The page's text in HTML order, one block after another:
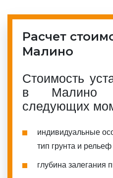
Расчет
Малино
Стоимость
в Малино
следующих
индивидуальные
тип грунта и
глубина залегания